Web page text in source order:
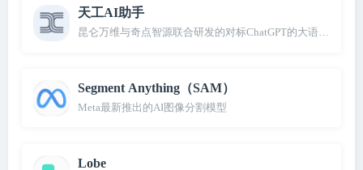
天工AI助手
昆仑万维与奇点智源联合研发的对标ChatGPT的大语言模型
Segment Anything（SAM）
Meta最新推出的AI图像分割模型
Lobe